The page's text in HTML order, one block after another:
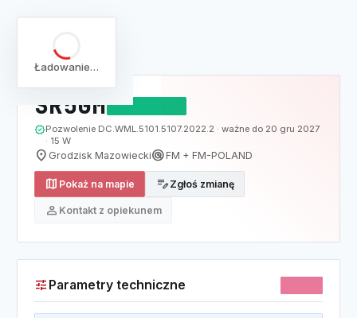
Ładowanie…
Lista/SR5GM
SR5GM DZIAŁAJĄCY
verifiedPozwolenie DC.WML.5101.5107.2022.2 · ważne do 20 gru 2027
· 15 W
location_on Grodzisk Mazowieckiradar FM + FM-POLAND
map Pokaż na mapie edit_note Zgłoś zmianę
person Kontakt z opiekunem
tune Parametry techniczne